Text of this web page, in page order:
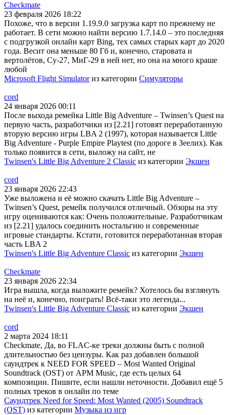
Checkmate
23 февраля 2026 18:22
Похоже, что в версии 1.19.9.0 загрузка карт по прежнему не
работает. В сети можно найти версию 1.7.14.0 – это последняя
с подгрузкой онлайн карт Bing, тех самых старых карт до 2020
года. Весит она меньше 80 Гб и, конечно, старовата и
вертолётов, Су-27, МиГ-29 в ней нет, но она на много краше
любой
Microsoft Flight Simulatorиз категории Симуляторы
cord
24 января 2026 00:11
После выхода ремейка Little Big Adventure – Twinsen’s Quest на
первую часть, разработчики из [2.21] готовят переработанную
вторую версию игры LBA 2 (1997), которая называется Little
Big Adventure - Purple Empire Playtest (по дороге в Зеелих). Как
только появится в сети, выложу на сайт, не
Twinsen's Little Big Adventure 2 Classic из категории Экшен
cord
23 января 2026 22:43
Уже выложена и её можно скачать Little Big Adventure –
Twinsen’s Quest, ремейк получился отличный. Обзоры на эту
игру оцениваются как: Очень положительные. Разработчикам
из [2.21] удалось соединить ностальгию и современные
игровые стандарты. Кстати, готовится переработанная вторая
часть LBA 2
Twinsen's Little Big Adventure Classic из категории Экшен
Checkmate
23 января 2026 22:34
Игра вышла, когда выложите ремейк? Хотелось бы взглянуть
на неё и, конечно, поиграть! Всё-таки это легенда...
Twinsen's Little Big Adventure Classic из категории Экшен
cord
2 марта 2024 18:11
Checkmate, Да, во FLAC-ке треки должны быть с полной
длительностью без цензуры. Как раз добавлен большой
саундтрек к NEED FOR SPEED – Most Wanted Original
Soundtrack (OST) от APM Music, где есть целых 64
композиции. Пишите, если нашли неточности. Добавил ещё 5
полных треков в онлайн по теме
Саундтрек Need for Speed: Most Wanted (2005) Soundtrack
(OST) из категории Музыка из игр